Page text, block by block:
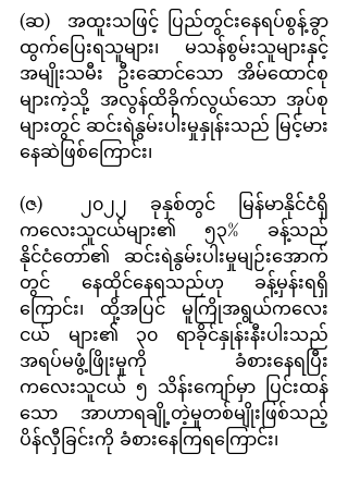
(ဆ)	အထူးသဖြင့် ပြည်တွင်းနေရပ်စွန့်ခွာ
ထွက်ပြေးရသူများ၊ မသန်စွမ်းသူများနှင့်
အမျိုးသမီး ဦးဆောင်သော အိမ်ထောင်စု
များကဲ့သို့ အလွန်ထိခိုက်လွယ်သော အုပ်စု
များတွင် ဆင်းရဲနွမ်းပါးမှုနှုန်းသည် မြင့်မား
နေဆဲဖြစ်ကြောင်း၊
(ဇ)	၂၀၂၂ ခုနှစ်တွင် မြန်မာနိုင်ငံရှိ
ကလေးသူငယ်များ၏ ၅၃% ခန့်သည်
နိုင်ငံတော်၏ ဆင်းရဲနွမ်းပါးမှုမျဉ်းအောက်
တွင် နေထိုင်နေရသည်ဟု ခန့်မှန်းရရှိ
ကြောင်း၊ ထို့အပြင် မူကြိုအရွယ်ကလေး
ငယ် များ၏ ၃၀ ရာခိုင်နှုန်းနီးပါးသည်
အရပ်မဖွံ့ဖြိုးမှုကို ခံစားနေရပြီး
ကလေးသူငယ် ၅ သိန်းကျော်မှာ ပြင်းထန်
သော အာဟာရချို့တဲ့မှုတစ်မျိုးဖြစ်သည့်
ပိန်လှီခြင်းကို ခံစားနေကြရကြောင်း၊